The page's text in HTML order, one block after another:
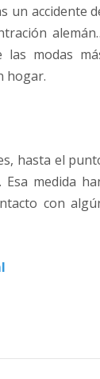
un accidente
las modas
hogar.
hasta el
medida
con